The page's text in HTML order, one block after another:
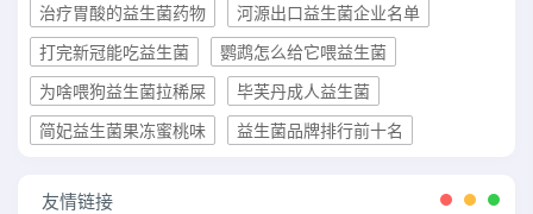
治疗胃酸的益生菌药物
河源出口益生菌企业名单
打完新冠能吃益生菌
鹦鹉怎么给它喂益生菌
为啥喂狗益生菌拉稀屎
毕芙丹成人益生菌
简妃益生菌果冻蜜桃味
益生菌品牌排行前十名
友情链接